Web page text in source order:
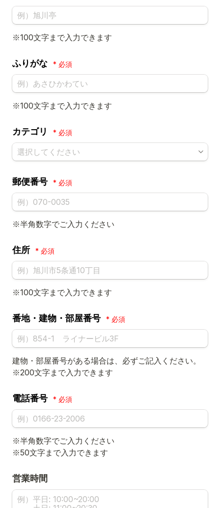
※100文字まで入力できます
ふりがな *
※100文字まで入力できます
カテゴリ *
郵便番号 *
※半角数字でご入力ください
住所 *
※100文字まで入力できます
番地・建物・部屋番号 *
建物・部屋番号がある場合は、必ずご記入ください。
※200文字まで入力できます
電話番号 *
※半角数字でご入力ください
※50文字まで入力できます
営業時間